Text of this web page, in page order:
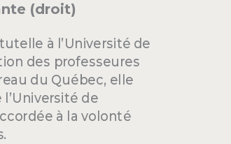
(droit)
à l’Université de
des professeures
du Québec, elle
de
à la volonté